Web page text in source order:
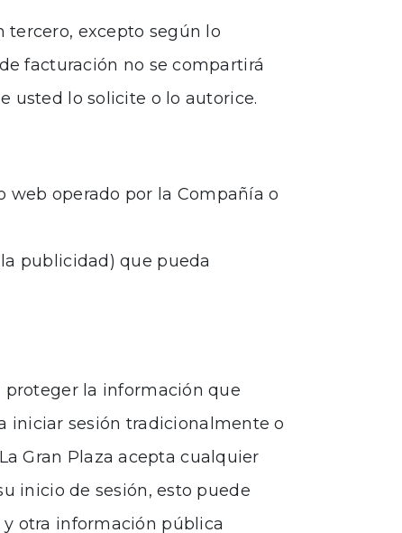
tercero, excepto según lo
facturación no se compartirá
usted lo solicite o lo autorice.
web operado por la Compañía o
publicidad) que pueda
proteger la información que
iniciar sesión tradicionalmente o
Gran Plaza acepta cualquier
inicio de sesión, esto puede
otra información pública